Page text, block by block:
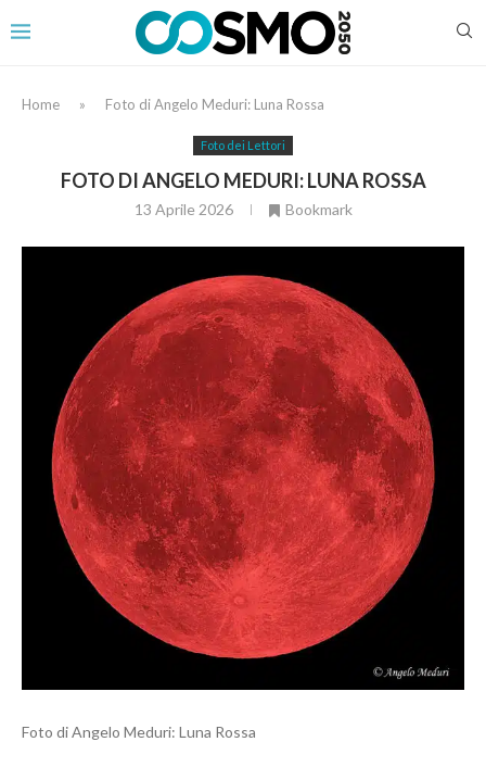
Home » Foto di Angelo Meduri: Luna Rossa
Foto dei Lettori
FOTO DI ANGELO MEDURI: LUNA ROSSA
13 Aprile 2026 Bookmark
Foto di Angelo Meduri: Luna Rossa